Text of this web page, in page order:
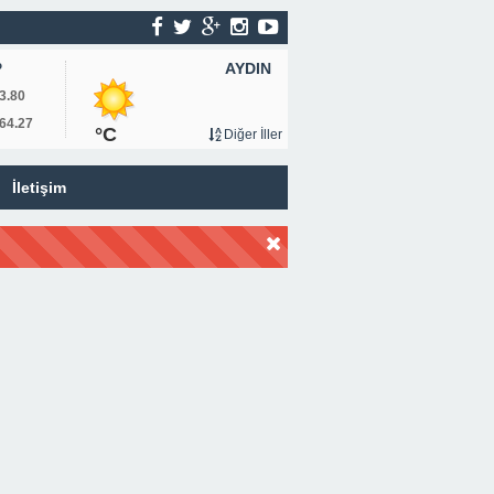
AYDIN
°C Diğer İller
İletişim